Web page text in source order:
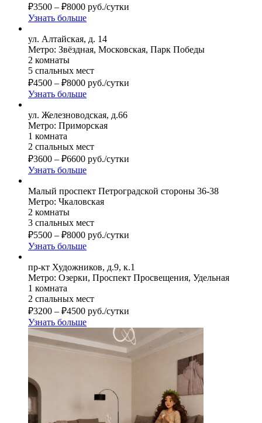
₽3500 – ₽8000 руб./сутки
Узнать больше
ул. Алтайская, д. 14
Метро: Звёздная, Московская, Парк Победы
2 комнаты
5 спальных мест
₽4500 – ₽8000 руб./сутки
Узнать больше
ул. Железноводская, д.66
Метро: Приморская
1 комната
2 спальных мест
₽3600 – ₽6600 руб./сутки
Узнать больше
Малый проспект Петроградской стороны 36-38
Метро: Чкаловская
2 комнаты
3 спальных мест
₽5500 – ₽8000 руб./сутки
Узнать больше
пр-кт Художников, д.9, к.1
Метро: Озерки, Проспект Просвещения, Удельная
1 комната
2 спальных мест
₽3200 – ₽4500 руб./сутки
Узнать больше